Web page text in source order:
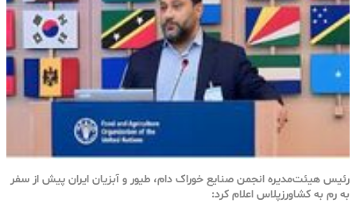
رئیس هیئت‌مدیره انجمن صنایع خوراک دام، طیور و آبزیان ایران پیش از سفر
به رم به کشاورزپلاس اعلام کرد: